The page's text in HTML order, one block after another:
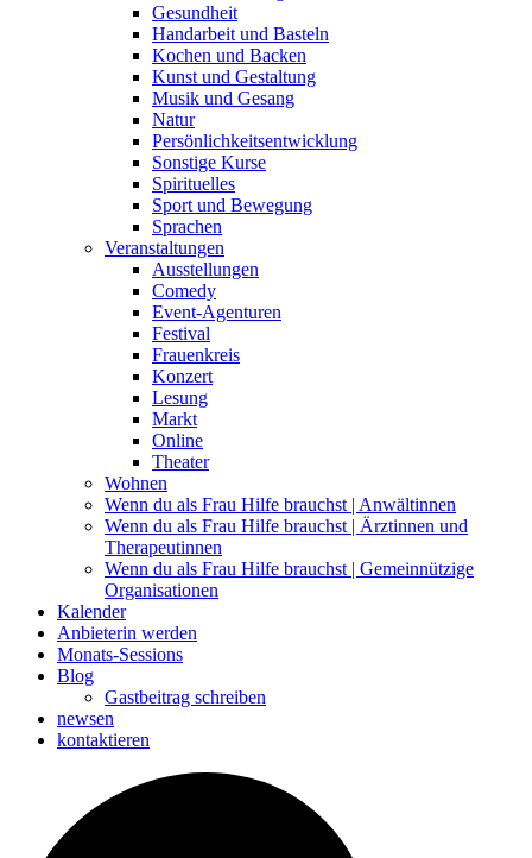
Gesundheit
Handarbeit und Basteln
Kochen und Backen
Kunst und Gestaltung
Musik und Gesang
Natur
Persönlichkeitsentwicklung
Sonstige Kurse
Spirituelles
Sport und Bewegung
Sprachen
Veranstaltungen
Ausstellungen
Comedy
Event-Agenturen
Festival
Frauenkreis
Konzert
Lesung
Markt
Online
Theater
Wohnen
Wenn du als Frau Hilfe brauchst | Anwältinnen
Wenn du als Frau Hilfe brauchst | Ärztinnen und
Therapeutinnen
Wenn du als Frau Hilfe brauchst | Gemeinnützige
Organisationen
Kalender
Anbieterin werden
Monats-Sessions
Blog
Gastbeitrag schreiben
newsen
kontaktieren